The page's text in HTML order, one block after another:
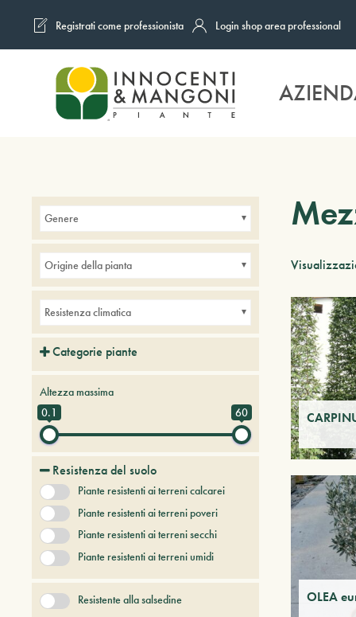
Skip to main content
Registrati come professionista Login shop area professional
OLEA
Genere
Origine della pianta
Resistenza climatica
Categorie piante
Alberi e arbusti a foglia caduca
Alberi e arbusti persistenti
Alberi e piante del futuro
Conifere
+ Show More
Altezza massima
0.1
60
Resistenza del suolo
Piante resistenti ai terreni calcarei
Piante resistenti ai terreni poveri
Piante resistenti ai terreni secchi
Piante resistenti ai terreni umidi
Resistente alla salsedine